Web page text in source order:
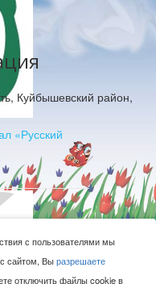
«Русский
Куйбышевский район,
с пользователями мы
сайтом, Выразрешаете
отключить файлы cookie в